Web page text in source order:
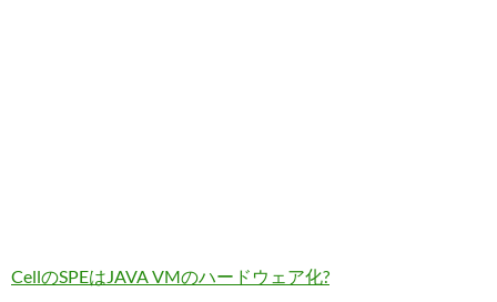
CellのSPEはJAVA VMのハードウェア化?